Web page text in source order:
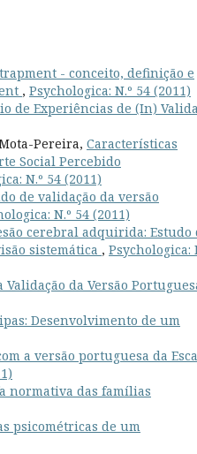
- conceito, definição e
, Psychologica: N.º 54 (2011)
de Experiências de (In)
Pereira, Características
Social Percebido
N.º 54 (2011)
de validação da versão
N.º 54 (2011)
cerebral adquirida: Estudo
sistemática , Psychologica:
da Versão
Desenvolvimento de um
a versão portuguesa da
normativa das famílias
psicométricas de um